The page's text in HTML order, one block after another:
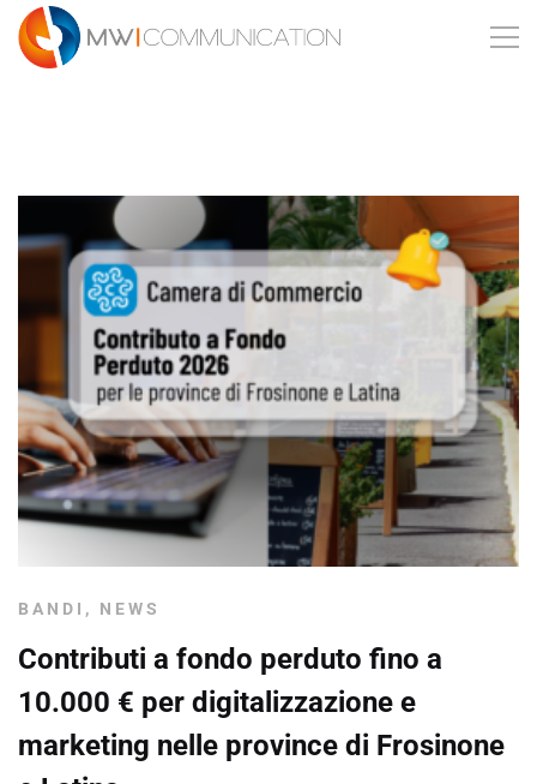
BANDI , NEWS
Contributi a fondo perduto fino a
10.000 € per digitalizzazione e
marketing nelle province di Frosinone